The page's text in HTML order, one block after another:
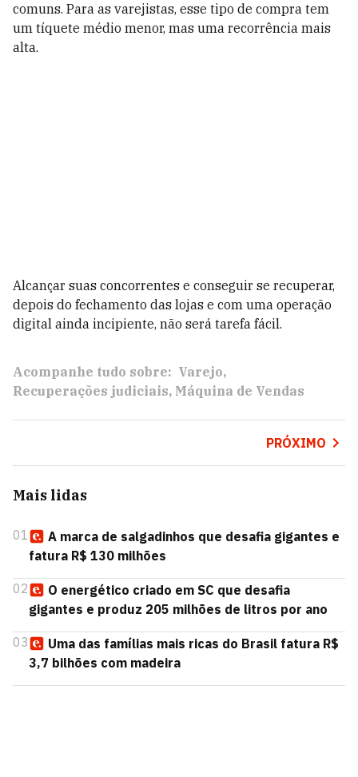
comuns. Para as varejistas, esse tipo de compra tem
um tíquete médio menor, mas uma recorrência mais
alta.
Alcançar suas concorrentes e conseguir se recuperar,
depois do fechamento das lojas e com uma operação
digital ainda incipiente, não será tarefa fácil.
Acompanhe tudo sobre: Varejo
Recuperações judiciais Máquina de Vendas
PRÓXIMO
Mais lidas
01
A marca de salgadinhos que desafia gigantes e
fatura R$ 130 milhões
02
O energético criado em SC que desafia
gigantes e produz 205 milhões de litros por ano
03
Uma das famílias mais ricas do Brasil fatura R$
3,7 bilhões com madeira